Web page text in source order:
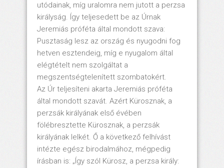
utódainak, míg uralomra nem jutott a perzsa
királyság. Így teljesedett be az Úrnak
Jeremiás próféta által mondott szava:
Pusztaság lesz az ország és nyugodni fog
hetven esztendeig, míg e nyugalom által
elégtételt nem szolgáltat a
megszentségtelenített szombatokért.
Az Úr teljesíteni akarta Jeremiás próféta
által mondott szavát. Azért Kürosznak, a
perzsák királyának első évében
fölébresztette Kürosznak, a perzsák
királyának lelkét. Ő a következő felhívást
intézte egész birodalmához, mégpedig
írásban is: „Így szól Kürosz, a perzsa király: